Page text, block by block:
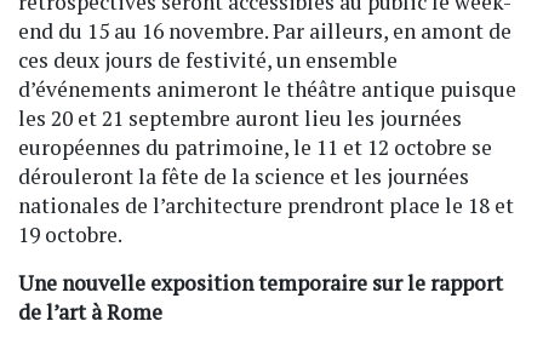
end du 15 au 16 novembre. Par ailleurs, en amont de
ces deux jours de festivité, un ensemble
d’événements animeront le théâtre antique puisque
les 20 et 21 septembre auront lieu les journées
européennes du patrimoine, le 11 et 12 octobre se
dérouleront la fête de la science et les journées
nationales de l’architecture prendront place le 18 et
19 octobre.
Une nouvelle exposition temporaire sur le rapport
de l’art à Rome